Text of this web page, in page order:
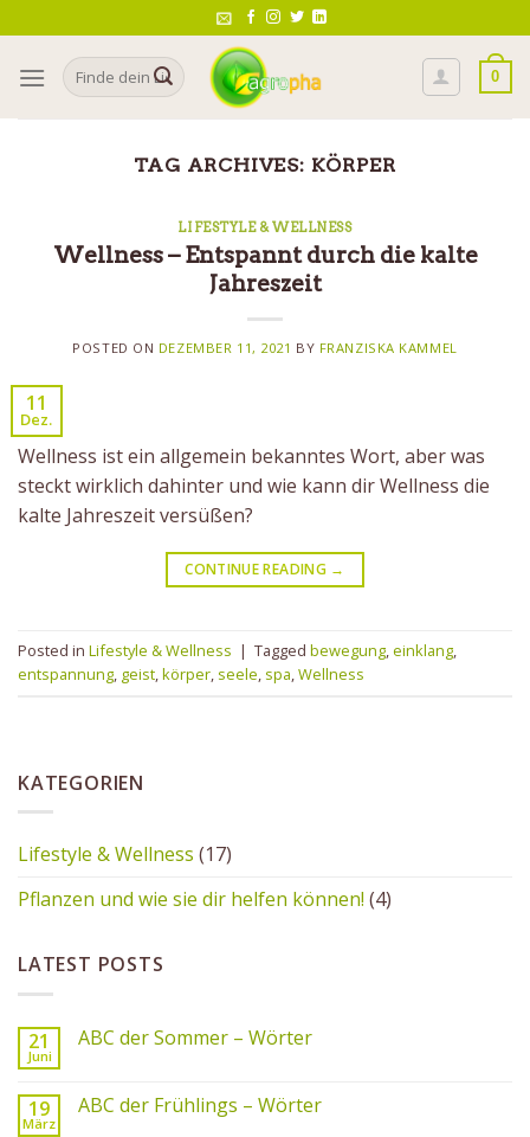
to
contentSearch
for:
0
TAG ARCHIVES: KÖRPER
LIFESTYLE & WELLNESS
Wellness – Entspannt durch die kalte
Jahreszeit
POSTED ON DEZEMBER 11, 2021 BY FRANZISKA KAMMEL
11
Dez.
Wellness ist ein allgemein bekanntes Wort, aber was
steckt wirklich dahinter und wie kann dir Wellness die
kalte Jahreszeit versüßen?
CONTINUE READING →
Posted in Lifestyle & Wellness | Tagged bewegung,einklang,
entspannung, geist,körper, seele, spa,Wellness
KATEGORIEN
Lifestyle & Wellness (17)
Pflanzen und wie sie dir helfen können! (4)
LATEST POSTS
21
Juni
ABC der Sommer – Wörter
19
März
ABC der Frühlings – Wörter